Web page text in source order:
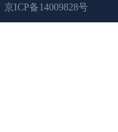
京ICP备14009828号